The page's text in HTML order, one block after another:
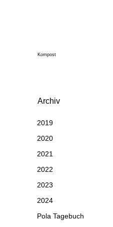
Kompost
Archiv
2019
2020
2021
2022
2023
2024
Pola Tagebuch